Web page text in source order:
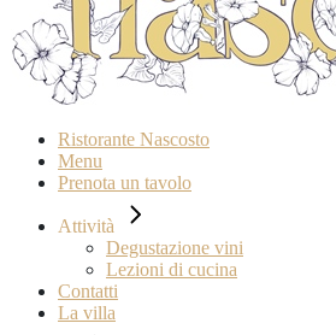
Ristorante Nascosto
Menu
Prenota un tavolo
Attività
Degustazione vini
Lezioni di cucina
Contatti
La villa